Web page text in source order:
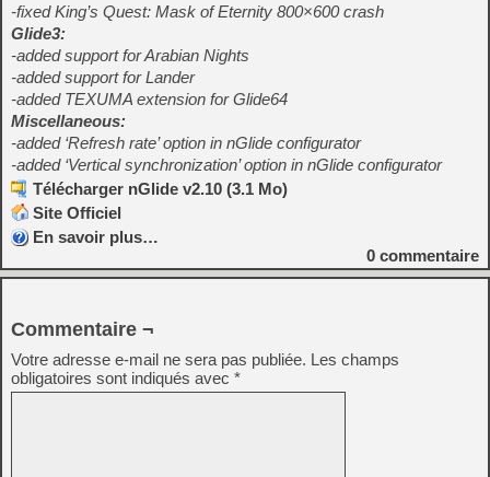
-fixed King’s Quest: Mask of Eternity 800×600 crash
Glide3:
-added support for Arabian Nights
-added support for Lander
-added TEXUMA extension for Glide64
Miscellaneous:
-added ‘Refresh rate’ option in nGlide configurator
-added ‘Vertical synchronization’ option in nGlide configurator
Télécharger nGlide v2.10 (3.1 Mo)
Site Officiel
En savoir plus…
0 commentaire
Commentaire ¬
Votre adresse e-mail ne sera pas publiée. Les champs
obligatoires sont indiqués avec *